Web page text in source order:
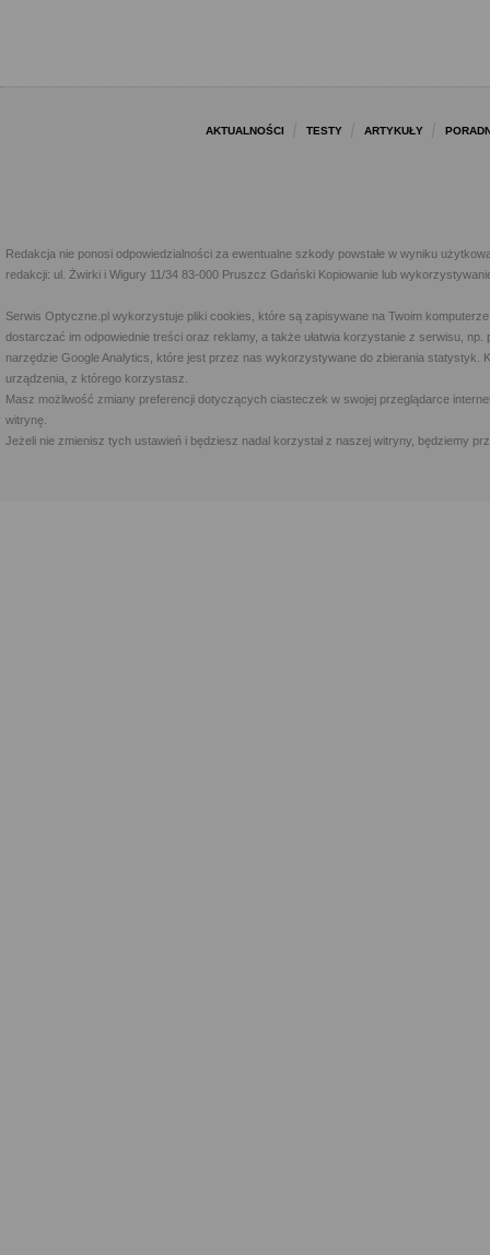
AKTUALNOŚCI TESTY ARTYKUŁY
Redakcja nie ponosi odpowiedzialności za ewentualne szkody powstałe w wyniku
redakcji: ul. Żwirki i Wigury 11/34 83-000 Pruszcz Gdański Kopiowanie lub
Serwis Optyczne.pl wykorzystuje pliki cookies, które są zapisywane na Twoim
dostarczać im odpowiednie treści oraz reklamy, a także ułatwia korzystanie z serwisu,
narzędzie Google Analytics, które jest przez nas wykorzystywane do zbierania statystyk.
urządzenia, z którego korzystasz.
Masz możliwość zmiany preferencji dotyczących ciasteczek w swojej przeglądarce
witrynę.
Jeżeli nie zmienisz tych ustawień i będziesz nadal korzystał z naszej witryny, będziemy